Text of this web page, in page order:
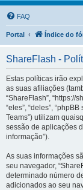
FAQ
Portal Índice do
ShareFlash -
Estas políticas irão
as suas afiliações
“ShareFlash”, “https://
“eles”, “deles”,
Teams”) utilizam
sessão de aplicações
informação”).
As suas informações
seu navegador,
determinado número
adicionados ao seu